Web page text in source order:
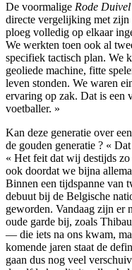
De voormalige Rode Duivel
directe vergelijking met zijn
ploeg volledig op elkaar
We werkten toen ook al
specifiek tactisch plan. We
geoliede machine, fitte
leven stonden. We waren
ervaring op zak. Dat is een
voetballer. »
Kan deze generatie over
de gouden generatie ? «
« Het feit dat wij destijds
ook doordat we bijna
Binnen een tijdspanne van
debuut bij de Belgische
geworden. Vandaag zijn er
oude garde bij, zoals
— die iets na ons kwam,
komende jaren staat de
gaan dus nog veel